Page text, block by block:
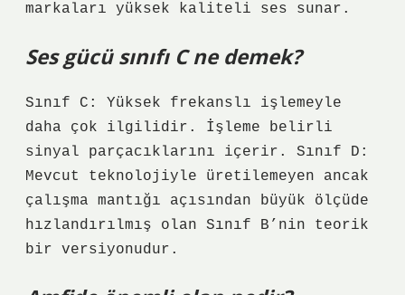
markaları yüksek kaliteli ses sunar.
Ses gücü sınıfı C ne demek?
Sınıf C: Yüksek frekanslı işlemeyle
daha çok ilgilidir. İşleme belirli
sinyal parçacıklarını içerir. Sınıf D:
Mevcut teknolojiyle üretilemeyen ancak
çalışma mantığı açısından büyük ölçüde
hızlandırılmış olan Sınıf B’nin teorik
bir versiyonudur.